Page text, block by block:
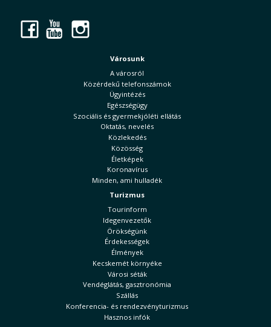
Facebook
YouTube
Városunk
A városról
Közérdekű telefonszámok
Ügyintézés
Egészségügy
Szociális és gyermekjóléti ellátás
Oktatás, nevelés
Közlekedés
Közösség
Életképek
Koronavírus
Minden, ami hulladék
Turizmus
Tourinform
Idegenvezetők
Örökségünk
Érdekességek
Élmények
Kecskemét környéke
Városi séták
Vendéglátás, gasztronómia
Szállás
Konferencia- és rendezvényturizmus
Hasznos infók